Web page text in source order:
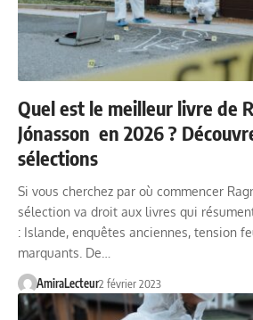
Quel est le meilleur livre de
Jónasson en 2026 ?
sélections
Si vous cherchez par où commencer
sélection va droit aux livres qui
: Islande, enquêtes anciennes, tension
marquants. De…
AmiraLecteur2 février 2023